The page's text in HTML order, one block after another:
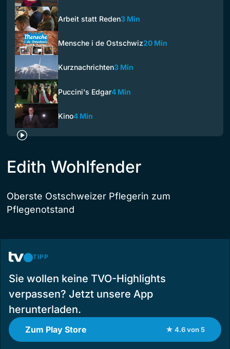
Arbeit statt Reden3 Min
Mensche i de Ostschwiz20 Min
Kurznachrichten3 Min
Puccini's Edgar4 Min
Kino4 Min
Edith Wohlfender
Oberste Ostschweizer Pflegerin zum
Pflegenotstand
TIPP
Sie wollen keine TVO-Highlights
verpassen? Jetzt unsere App
herunterladen.
Zum Play Store ★ 4.6 von 5